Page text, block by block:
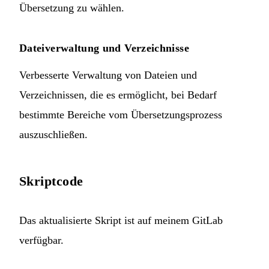
Übersetzung zu wählen.
Dateiverwaltung und Verzeichnisse
Verbesserte Verwaltung von Dateien und
Verzeichnissen, die es ermöglicht, bei Bedarf
bestimmte Bereiche vom Übersetzungsprozess
auszuschließen.
Skriptcode
Das aktualisierte Skript ist auf meinem GitLab
verfügbar.